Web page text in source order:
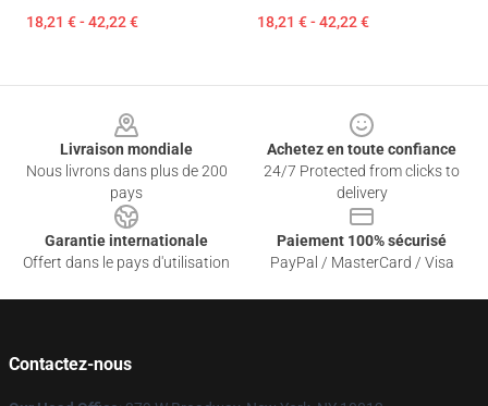
18,21 € - 42,22 € 18,21 € - 42,22 €
Livraison mondiale
Nous livrons dans plus de 200
pays
Achetez en toute confiance
24/7 Protected from clicks to
delivery
Garantie internationale
Offert dans le pays d'utilisation
Paiement 100% sécurisé
PayPal / MasterCard / Visa
Contactez-nous